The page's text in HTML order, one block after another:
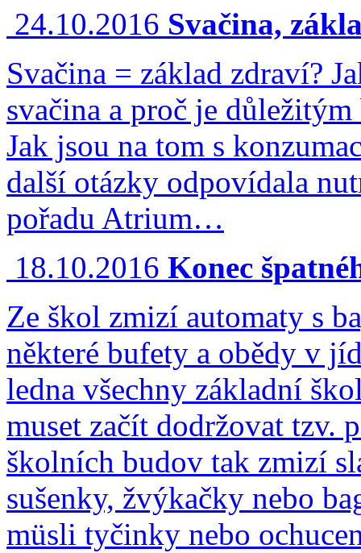
24.10.2016 Svačina,
Svačina = základ zdraví?
svačina a proč je
Jak jsou na tom s
další otázky odpovídala
pořadu Atrium…
18.10.2016 Konec
Ze škol zmizí automaty s
některé bufety a obědy v
ledna všechny základní
muset začít dodržovat tzv.
školních budov tak zmizí
sušenky, žvýkačky nebo
müsli tyčinky nebo